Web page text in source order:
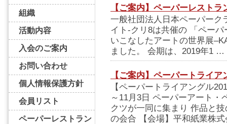
組織
活動内容
入会のご案内
お問い合わせ
個人情報保護方針
会員リスト
ペーパーレストラン
【ご案内】ペーパーレストラ
一般社団法人日本ペーパーク
イト-クリ8は共催の 「ペー
いこなしたアートの世界展
ました。 会期は、2019年1
【ご案内】ペーパートライア
【ペーパートライアングル
～11月3日 ペーパーアート・
クツが一同に集まり 作品と
の会合 【会場】平和紙業株